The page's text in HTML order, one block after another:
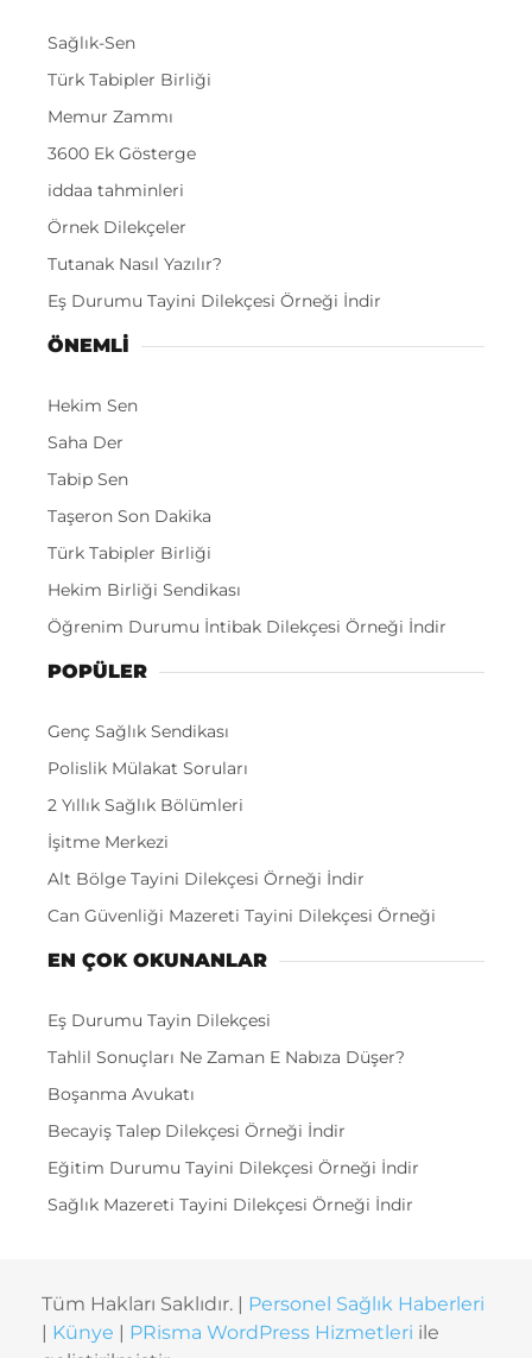
Sağlık-Sen
Türk Tabipler Birliği
Memur Zammı
3600 Ek Gösterge
iddaa tahminleri
Örnek Dilekçeler
Tutanak Nasıl Yazılır?
Eş Durumu Tayini Dilekçesi Örneği İndir
ÖNEMLI
Hekim Sen
Saha Der
Tabip Sen
Taşeron Son Dakika
Türk Tabipler Birliği
Hekim Birliği Sendikası
Öğrenim Durumu İntibak Dilekçesi Örneği İndir
POPÜLER
Genç Sağlık Sendikası
Polislik Mülakat Soruları
2 Yıllık Sağlık Bölümleri
İşitme Merkezi
Alt Bölge Tayini Dilekçesi Örneği İndir
Can Güvenliği Mazereti Tayini Dilekçesi Örneği
EN ÇOK OKUNANLAR
Eş Durumu Tayin Dilekçesi
Tahlil Sonuçları Ne Zaman E Nabıza Düşer?
Boşanma Avukatı
Becayiş Talep Dilekçesi Örneği İndir
Eğitim Durumu Tayini Dilekçesi Örneği İndir
Sağlık Mazereti Tayini Dilekçesi Örneği İndir
Tüm Hakları Saklıdır. | Personel Sağlık Haberleri
| Künye | PRisma WordPress Hizmetleri ile